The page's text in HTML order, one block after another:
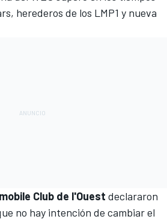
herederos de los LMP1 y nueva
Club de l'Ouest declararon
no hay intención de cambiar el